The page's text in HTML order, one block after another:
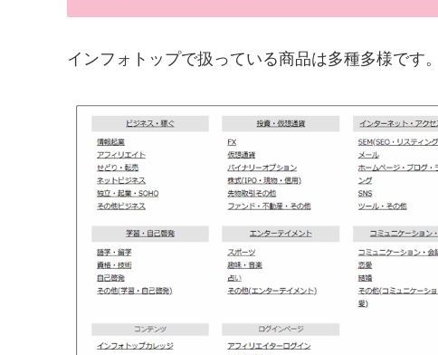
インフォトップで扱っている商品は多種多様です